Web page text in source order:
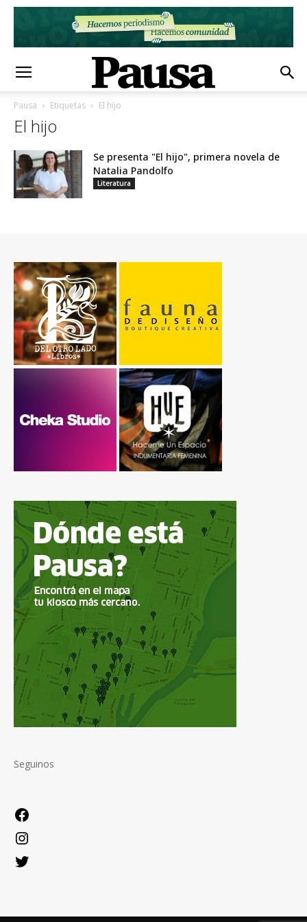
Pausa Etiquetas El hijo
El hijo
Se presenta "El hijo", primera novela de
Natalia Pandolfo
Literatura
Seguinos